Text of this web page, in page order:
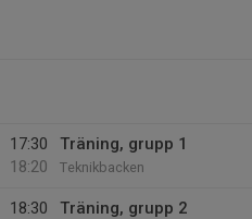
17:30
18:20
Träning, grupp 1
Teknikbacken
18:30
Träning, grupp 2